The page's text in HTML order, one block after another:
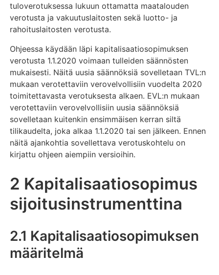
tuloverotuksessa lukuun ottamatta maatalouden
verotusta ja vakuutuslaitosten sekä luotto- ja
rahoituslaitosten verotusta.
Ohjeessa käydään läpi kapitalisaatiosopimuksen
verotusta 1.1.2020 voimaan tulleiden säännösten
mukaisesti. Näitä uusia säännöksiä sovelletaan TVL:n
mukaan verotettaviin verovelvollisiin vuodelta 2020
toimitettavasta verotuksesta alkaen. EVL:n mukaan
verotettaviin verovelvollisiin uusia säännöksiä
sovelletaan kuitenkin ensimmäisen kerran siltä
tilikaudelta, joka alkaa 1.1.2020 tai sen jälkeen. Ennen
näitä ajankohtia sovellettava verotuskohtelu on
kirjattu ohjeen aiempiin versioihin.
2 Kapitalisaatiosopimus
sijoitusinstrumenttina
2.1 Kapitalisaatiosopimuksen
määritelmä